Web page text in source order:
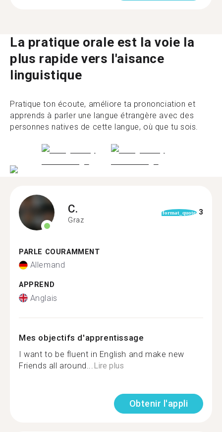
La pratique orale est la voie la
plus rapide vers l'aisance
linguistique
Pratique ton écoute, améliore ta prononciation et
apprends à parler une langue étrangère avec des
personnes natives de cette langue, où que tu sois.
C.
Graz
format_quote 3
PARLE COURAMMENT
Allemand
APPREND
Anglais
Mes objectifs d'apprentissage
I want to be fluent in English and make new
Friends all around... Lire plus
Obtenir l'appli